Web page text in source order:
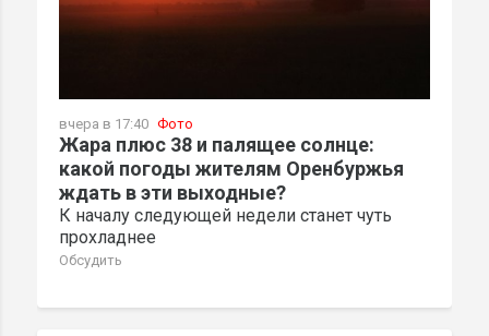
вчера в 17:40 Фото
Жара плюс 38 и палящее солнце:
какой погоды жителям Оренбуржья
ждать в эти выходные?
К началу следующей недели станет чуть
прохладнее
Обсудить